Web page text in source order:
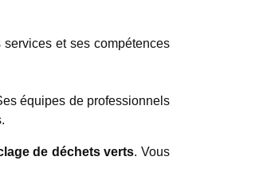
et ses compétences
équipes de professionnels
de déchets verts. Vous